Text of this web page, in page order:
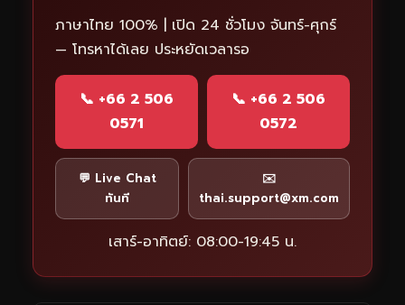
ภาษาไทย 100% | เปิด 24 ชั่วโมง จันทร์-ศุกร์
— โทรหาได้เลย ประหยัดเวลารอ
📞 +66 2 506
0571
📞 +66 2 506
0572
💬 Live Chat
ทันที
✉️
thai.support@xm.com
เสาร์-อาทิตย์: 08:00-19:45 น.